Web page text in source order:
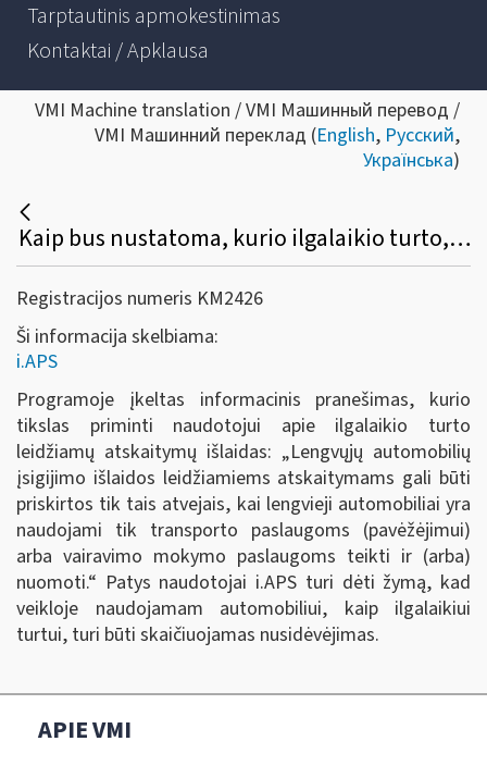
Tarptautinis apmokestinimas
Kontaktai / Apklausa
VMI Machine translation / VMI Машинный перевод /
VMI Машинний переклад (English, Русский,
Українська)
Kaip bus nustatoma, kurio ilgalaikio turto, nurodyto FR0457 formoje, bus skaičiuojamas nusidėvėjimas, o kurio (pvz., lengvojo automobilio, naudojamo advokato veikloje) neskaičiuojamas (nepriskiriamas leidžiamiems atskaitymams)?
Registracijos numeris KM2426
Ši informacija skelbiama:
i.APS
Programoje įkeltas informacinis pranešimas, kurio
tikslas priminti naudotojui apie ilgalaikio turto
leidžiamų atskaitymų išlaidas: „Lengvųjų automobilių
įsigijimo išlaidos leidžiamiems atskaitymams gali būti
priskirtos tik tais atvejais, kai lengvieji automobiliai yra
naudojami tik transporto paslaugoms (pavėžėjimui)
arba vairavimo mokymo paslaugoms teikti ir (arba)
nuomoti.“ Patys naudotojai i.APS turi dėti žymą, kad
veikloje naudojamam automobiliui, kaip ilgalaikiui
turtui, turi būti skaičiuojamas nusidėvėjimas.
APIE VMI